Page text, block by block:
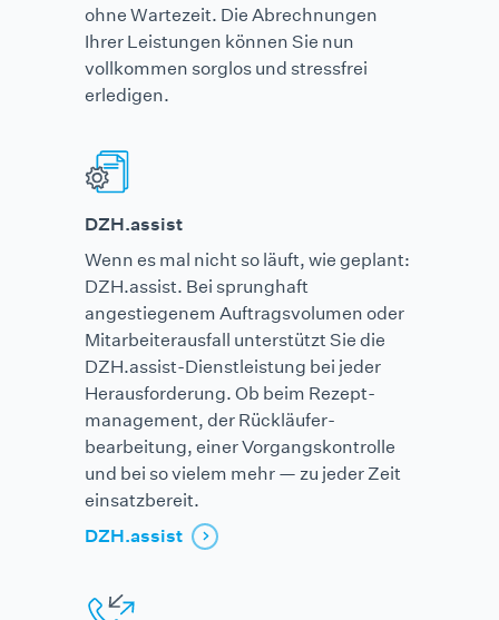
ohne Wartezeit. Die Abrechnungen
Ihrer Leistungen können Sie nun
vollkommen sorglos und stressfrei
erledigen.
DZH.assist
Wenn es mal nicht so läuft, wie geplant:
DZH.assist. Bei sprunghaft
angestiegenem Auftrags­volumen oder
Mitarbeiter­ausfall unterstützt Sie die
DZH.assist-Dienstleistung bei jeder
Herausforderung. Ob beim Rezept­
management, der Rück­läufer­
bearbeitung, einer Vorgangs­kontrolle
und bei so vielem mehr — zu jeder Zeit
einsatzbereit.
DZH.assist